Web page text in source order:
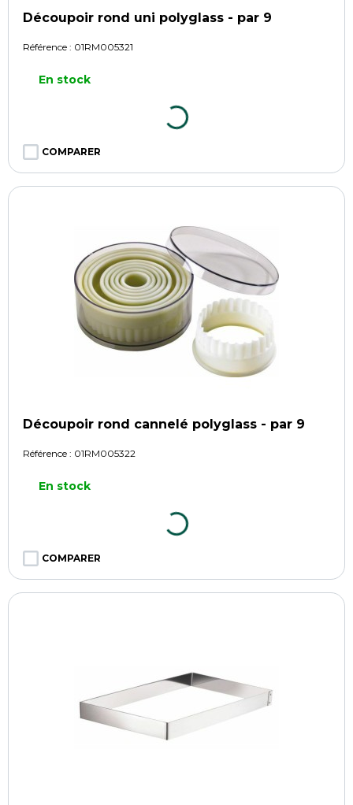
Découpoir rond uni polyglass - par 9
Référence : 01RM005321
En stock
COMPARER
Découpoir rond cannelé polyglass - par 9
Référence : 01RM005322
En stock
COMPARER